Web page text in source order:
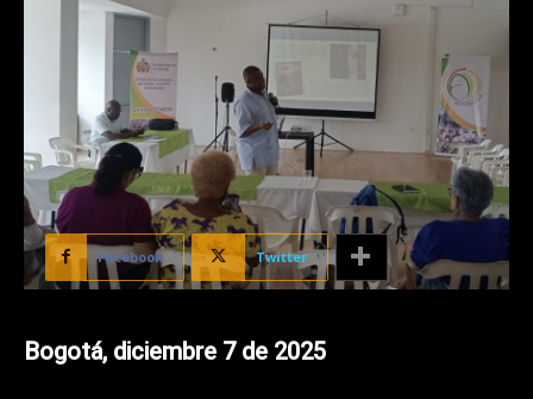
Facebook Twitter
Bogotá, diciembre 7 de 2025